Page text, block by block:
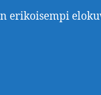
erikoisempi